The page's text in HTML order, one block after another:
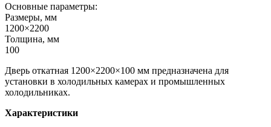
Основные параметры:
Размеры, мм
1200×2200
Толщина, мм
100
Дверь откатная 1200×2200×100 мм предназначена для
установки в холодильных камерах и промышленных
холодильниках.
Характеристики